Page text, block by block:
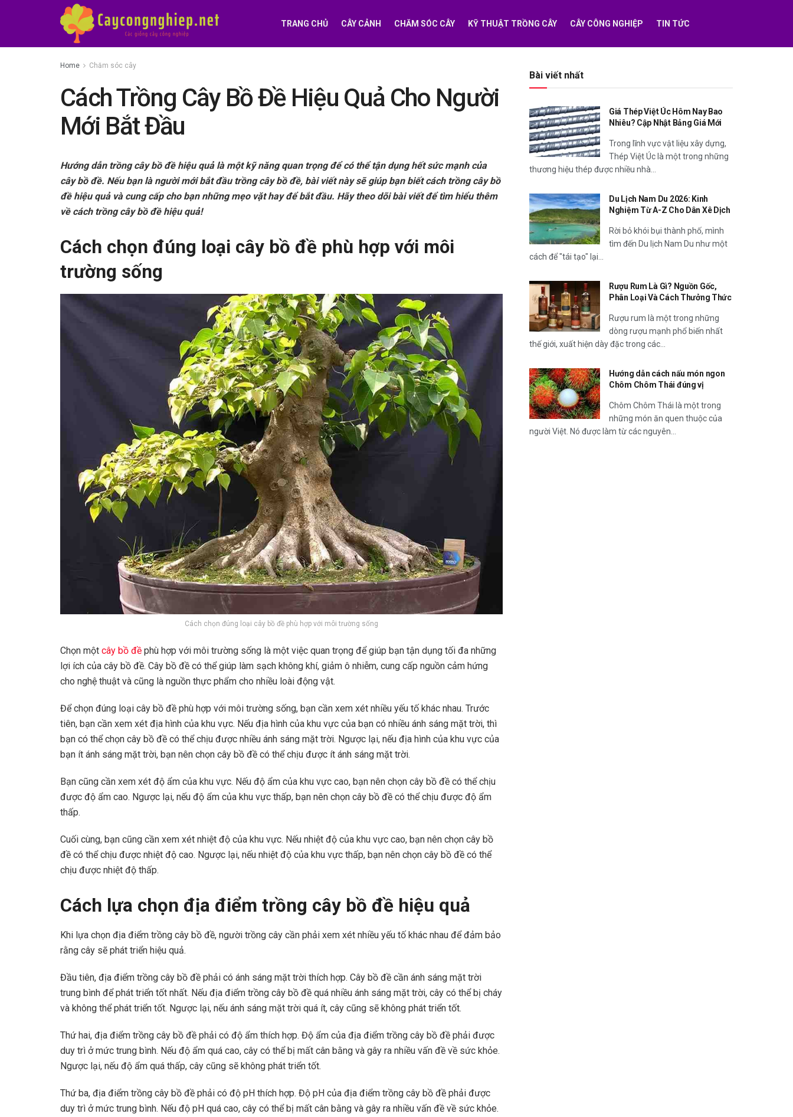
TRANG CHỦ CÂY CẢNH CHĂM SÓC CÂY KỸ THUẬT TRỒNG CÂY CÂY CÔNG NGHIỆP TIN TỨC
Home Chăm sóc cây
Cách Trồng Cây Bồ Đề Hiệu Quả Cho Người
Mới Bắt Đầu
Hướng dẫn trồng cây bồ đề hiệu quả là một kỹ năng quan trọng để có thể tận dụng hết sức mạnh của
cây bồ đề. Nếu bạn là người mới bắt đầu trồng cây bồ đề, bài viết này sẽ giúp bạn biết cách trồng cây bồ
đề hiệu quả và cung cấp cho bạn những mẹo vặt hay để bắt đầu. Hãy theo dõi bài viết để tìm hiểu thêm
về cách trồng cây bồ đề hiệu quả!
Cách chọn đúng loại cây bồ đề phù hợp với môi
trường sống
Cách chọn đúng loại cây bồ đề phù hợp với môi trường sống
Chọn một cây bồ đề phù hợp với môi trường sống là một việc quan trọng để giúp bạn tận dụng tối đa những
lợi ích của cây bồ đề. Cây bồ đề có thể giúp làm sạch không khí, giảm ô nhiễm, cung cấp nguồn cảm hứng
cho nghệ thuật và cũng là nguồn thực phẩm cho nhiều loài động vật.
Để chọn đúng loại cây bồ đề phù hợp với môi trường sống, bạn cần xem xét nhiều yếu tố khác nhau. Trước
tiên, bạn cần xem xét địa hình của khu vực. Nếu địa hình của khu vực của bạn có nhiều ánh sáng mặt trời, thì
bạn có thể chọn cây bồ đề có thể chịu được nhiều ánh sáng mặt trời. Ngược lại, nếu địa hình của khu vực của
bạn ít ánh sáng mặt trời, bạn nên chọn cây bồ đề có thể chịu được ít ánh sáng mặt trời.
Bạn cũng cần xem xét độ ẩm của khu vực. Nếu độ ẩm của khu vực cao, bạn nên chọn cây bồ đề có thể chịu
được độ ẩm cao. Ngược lại, nếu độ ẩm của khu vực thấp, bạn nên chọn cây bồ đề có thể chịu được độ ẩm
thấp.
Cuối cùng, bạn cũng cần xem xét nhiệt độ của khu vực. Nếu nhiệt độ của khu vực cao, bạn nên chọn cây bồ
đề có thể chịu được nhiệt độ cao. Ngược lại, nếu nhiệt độ của khu vực thấp, bạn nên chọn cây bồ đề có thể
chịu được nhiệt độ thấp.
Cách lựa chọn địa điểm trồng cây bồ đề hiệu quả
Khi lựa chọn địa điểm trồng cây bồ đề, người trồng cây cần phải xem xét nhiều yếu tố khác nhau để đảm bảo
rằng cây sẽ phát triển hiệu quả.
Đầu tiên, địa điểm trồng cây bồ đề phải có ánh sáng mặt trời thích hợp. Cây bồ đề cần ánh sáng mặt trời
trung bình để phát triển tốt nhất. Nếu địa điểm trồng cây bồ đề quá nhiều ánh sáng mặt trời, cây có thể bị cháy
và không thể phát triển tốt. Ngược lại, nếu ánh sáng mặt trời quá ít, cây cũng sẽ không phát triển tốt.
Thứ hai, địa điểm trồng cây bồ đề phải có độ ẩm thích hợp. Độ ẩm của địa điểm trồng cây bồ đề phải được
duy trì ở mức trung bình. Nếu độ ẩm quá cao, cây có thể bị mất cân bằng và gây ra nhiều vấn đề về sức khỏe.
Ngược lại, nếu độ ẩm quá thấp, cây cũng sẽ không phát triển tốt.
Thứ ba, địa điểm trồng cây bồ đề phải có độ pH thích hợp. Độ pH của địa điểm trồng cây bồ đề phải được
duy trì ở mức trung bình. Nếu độ pH quá cao, cây có thể bị mất cân bằng và gây ra nhiều vấn đề về sức khỏe.
Bài viết nhất
Giá Thép Việt Úc Hôm Nay Bao
Nhiêu? Cập Nhật Bảng Giá Mới
Trong lĩnh vực vật liệu xây dựng,
Thép Việt Úc là một trong những
thương hiệu thép được nhiều nhà...
Du Lịch Nam Du 2026: Kinh
Nghiệm Từ A-Z Cho Dân Xê Dịch
Rời bỏ khói bụi thành phố, mình
tìm đến Du lịch Nam Du như một
cách để "tái tạo" lại...
Rượu Rum Là Gì? Nguồn Gốc,
Phân Loại Và Cách Thưởng Thức
Rượu rum là một trong những
dòng rượu mạnh phổ biến nhất
thế giới, xuất hiện dày đặc trong các...
Hướng dẫn cách nấu món ngon
Chôm Chôm Thái đúng vị
Chôm Chôm Thái là một trong
những món ăn quen thuộc của
người Việt. Nó được làm từ các nguyên...